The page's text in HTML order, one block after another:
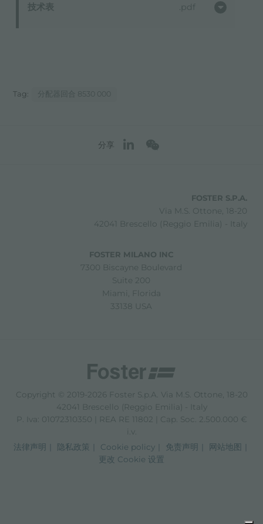
技术表 pdf
Tag: 分配器回合 8530 000
分享
FOSTER S.P.A.
Via M.S. Ottone, 18-20
42041 Brescello (Reggio Emilia) - Italy
FOSTER MILANO INC
7300 Biscayne Boulevard
Suite 200
Miami, Florida
33138 USA
Copyright © 2019-2026 Foster S.p.A. Via M.S. Ottone, 18-20
42041 Brescello (Reggio Emilia) - Italy
P. Iva: 01072310350 | REA RE 11802 | Cap. Soc. 2.500.000 €
i.v.
法律声明
隐私政策 Cookie policy 免责声明
网站地图
更改 Cookie 设置